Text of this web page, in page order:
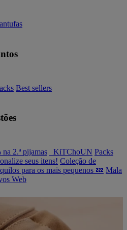
Best sellers
na 2.ª pijamas _KiTChoUN Packs
seus itens! Coleção de
para os mais pequenos 💤 Mala
Web